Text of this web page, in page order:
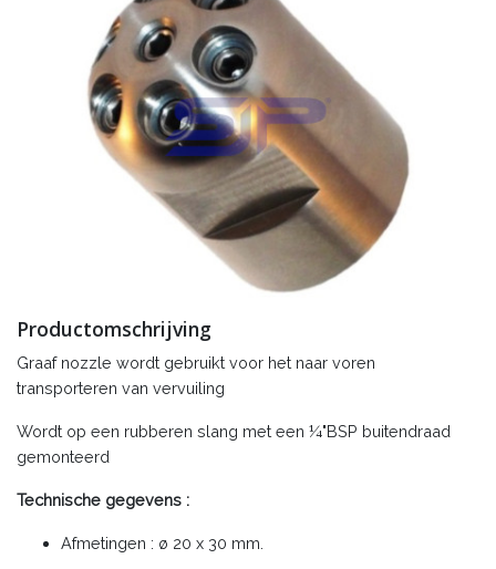
Productomschrijving
Graaf nozzle wordt gebruikt voor het naar voren
transporteren van vervuiling
Wordt op een rubberen slang met een ¼"BSP buitendraad
gemonteerd
Technische gegevens :
Afmetingen : ø 20 x 30 mm.